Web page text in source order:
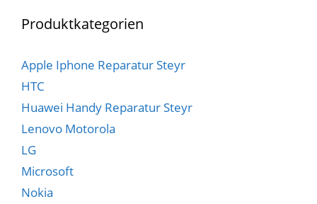
Produktkategorien
Apple Iphone Reparatur Steyr
HTC
Huawei Handy Reparatur Steyr
Lenovo Motorola
LG
Microsoft
Nokia